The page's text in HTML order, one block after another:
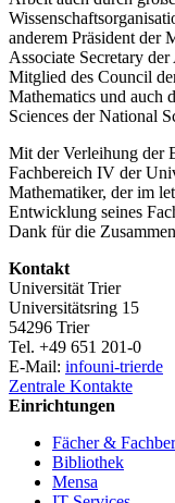
anderem Präsident der
Associate Secretary
Mitglied des Council
Mathematics und auch
Sciences der National
Mit der Verleihung der
Fachbereich IV der
Mathematiker, der im
Entwicklung seines
Dank für die
Kontakt
Universität Trier
Universitätsring 15
54296 Trier
Tel. +49 651 201-0
E-Mail: infouni-trierde
Zentrale Kontakte
Einrichtungen
Fächer &
Bibliothek
Mensa